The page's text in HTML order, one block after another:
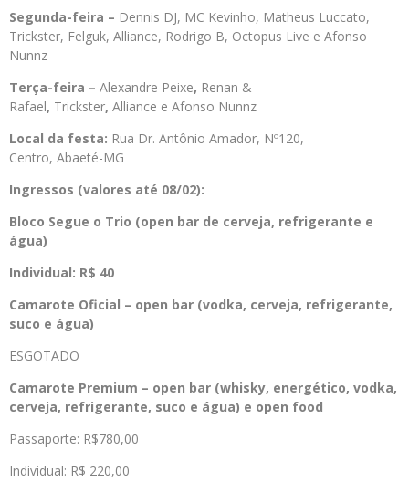
Segunda-feira – Dennis DJ, MC Kevinho, Matheus Luccato,
Trickster, Felguk, Alliance, Rodrigo B, Octopus Live e Afonso
Nunnz
Terça-feira – Alexandre Peixe, Renan &
Rafael, Trickster, Alliance e Afonso Nunnz
Local da festa: Rua Dr. Antônio Amador, Nº120,
Centro, Abaeté-MG
Ingressos (valores até 08/02):
Bloco Segue o Trio (open bar de cerveja, refrigerante e
água)
Individual: R$ 40
Camarote Oficial – open bar (vodka, cerveja, refrigerante,
suco e água)
ESGOTADO
Camarote Premium – open bar (whisky, energético, vodka,
cerveja, refrigerante, suco e água) e open food
Passaporte: R$780,00
Individual: R$ 220,00